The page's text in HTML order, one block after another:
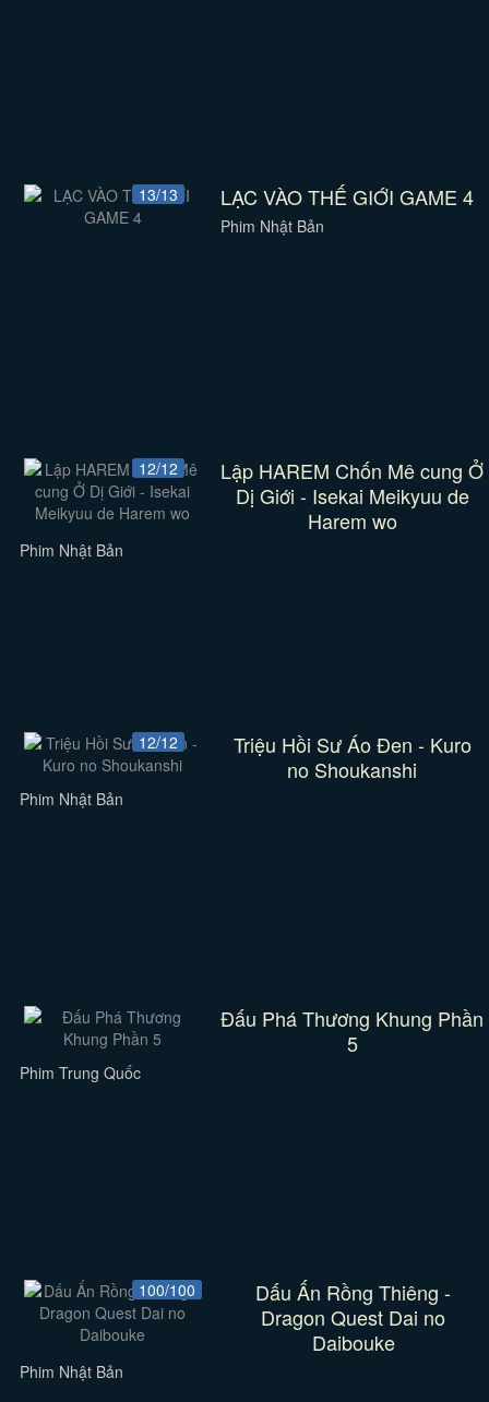
13/13 LẠC VÀO THẾ GIỚI GAME 4
Phim Nhật Bản
12/12
Lập HAREM Chốn Mê cung Ở
Dị Giới - Isekai Meikyuu de
Harem wo
Phim Nhật Bản
12/12
Triệu Hồi Sư Áo Đen - Kuro
no Shoukanshi
Phim Nhật Bản
Đấu Phá Thương Khung Phần
5
Phim Trung Quốc
100/100
Dấu Ấn Rồng Thiêng -
Dragon Quest Dai no
Daibouke
Phim Nhật Bản